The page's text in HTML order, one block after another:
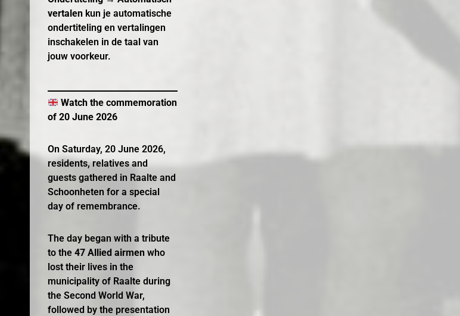
vertalen kun je automatische
ondertiteling en vertalingen
inschakelen in de taal van
jouw voorkeur.
Watch the commemoration
of 20 June 2026
On Saturday, 20 June 2026,
residents, relatives and
guests gathered in Raalte and
Schoonheten for a special
day of remembrance.
The day began with a tribute
to the 47 Allied airmen who
lost their lives in the
municipality of Raalte during
the Second World War,
followed by the presentation